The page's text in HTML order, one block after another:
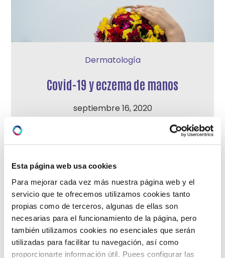
Esta página web usa cookies
Para mejorar cada vez más nuestra página web y el
servicio que te ofrecemos utilizamos cookies tanto
propias como de terceros, algunas de ellas son
necesarias para el funcionamiento de la página, pero
también utilizamos cookies no esenciales que serán
utilizadas para facilitar tu navegación, así como
proporcionarte información útil. Puees configurar las
Dermatología
Covid-19 y eczema de manos
septiembre 16, 2020
El espacio que la COVID-19 ha ocupado en todas
enfermedad multifactorial que comprende
En esta pandemia el lavado más frecuente de las
manos y el uso de geles hidroalcohólicos está
produciendo un aumento […]
LEER MÁS